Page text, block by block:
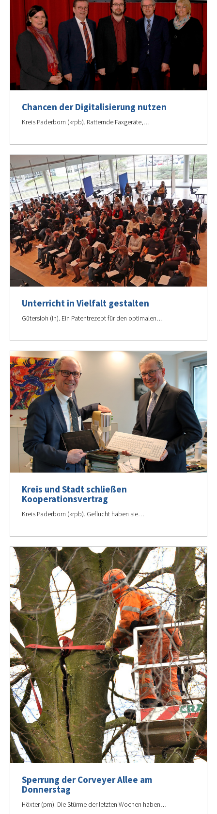
Chancen der Digitalisierung nutzen
Kreis Paderborn (krpb). Ratternde Faxgeräte,…
Unterricht in Vielfalt gestalten
Gütersloh (ih). Ein Patentrezept für den optimalen…
Kreis und Stadt schließen
Kooperationsvertrag
Kreis Paderborn (krpb). Geflucht haben sie…
Sperrung der Corveyer Allee am
Donnerstag
Höxter (pm). Die Stürme der letzten Wochen haben…